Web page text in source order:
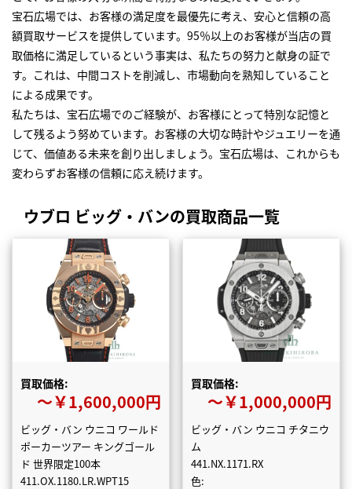
宝石広場では、お客様の満足度を最優先に考え、安心と信頼の高
額買取サービスを提供しています。95％以上のお客様が当店の買
取価格に満足しているという事実は、私たちの努力と献身の証で
す。これは、中間コストを削減し、市場動向を熟知していること
による成果です。
私たちは、宝石広場でのご経験が、お客様にとって特別な記憶と
して残るよう努めています。お客様の大切な時計やジュエリーを通
じて、価値ある未来を創り出しましょう。宝石広場は、これからも
変わらずお客様の信頼に応え続けます。
ウブロ ビッグ・バンの買取商品一覧
買取価格:
〜￥1,600,000円
ビッグ・バン ウニコ ワールド
ポーカーツアー キングゴール
ド 世界限定100本
411.OX.1180.LR.WPT15
買取価格:
〜￥1,000,000円
ビッグ・バン ウニコ チタニウ
ム
441.NX.1171.RX
色: